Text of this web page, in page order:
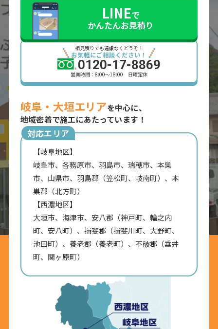
LINEで
かんたんお見積り
相見積りでも遠慮なくどうぞ！
お気軽にご相談ください！
0120-17-8869
営業時間：8:00～18:00 日曜定休
岐阜・大垣エリアを中心に、
地域密着で施工にあたっています！
対応エリア
【岐阜地区】
岐阜市、各務原市、羽島市、瑞穂市、本巣
市、山県市、羽島郡（笠松町、岐南町）、本
巣郡（北方町）
【西濃地区】
大垣市、海津市、安八郡（神戸町、輪之内
町、安八町）、揖斐郡（揖斐川町、大野町、
池田町）、養老郡（養老町）、不破郡（垂井
町、関ヶ原町）